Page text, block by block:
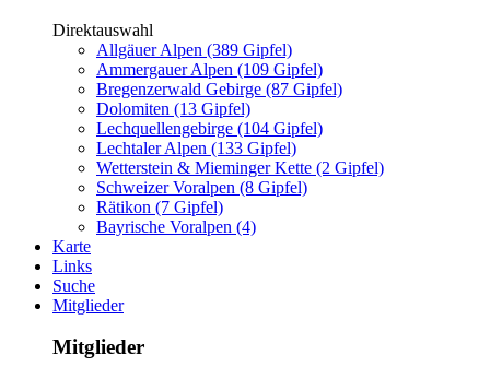
Direktauswahl
Allgäuer Alpen (389 Gipfel)
Ammergauer Alpen (109 Gipfel)
Bregenzerwald Gebirge (87 Gipfel)
Dolomiten (13 Gipfel)
Lechquellengebirge (104 Gipfel)
Lechtaler Alpen (133 Gipfel)
Wetterstein & Mieminger Kette (2 Gipfel)
Schweizer Voralpen (8 Gipfel)
Rätikon (7 Gipfel)
Bayrische Voralpen (4)
Karte
Links
Suche
Mitglieder
Mitglieder